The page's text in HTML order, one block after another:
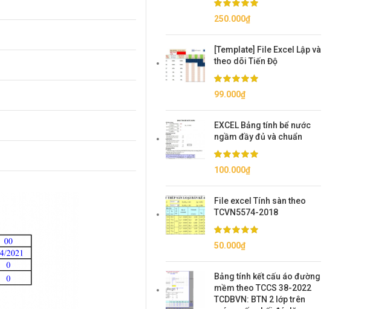
250.000₫
[Template] File Excel Lập và
theo dõi Tiến Độ
99.000₫
EXCEL Bảng tính bể nước
ngầm đầy đủ và chuẩn
100.000₫
File excel Tính sàn theo
TCVN5574-2018
50.000₫
Bảng tính kết cấu áo đường
mềm theo TCCS 38-2022
TCDBVN: BTN 2 lớp trên